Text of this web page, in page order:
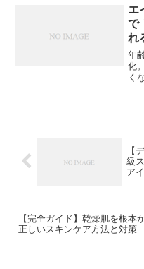
か
原
エ
で
れ
年
化
く
【
級
ア
【完全ガイド】乾燥肌を根本
正しいスキンケア方法と対策